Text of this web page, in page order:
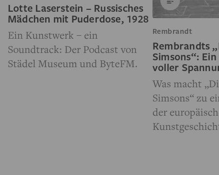
Lotte Laserstein – Russisches
Mädchen mit Puderdose, 1928
Ein Kunstwerk – ein
Soundtrack: Der Podcast von
Städel Museum und ByteFM.
Rembrandt
Rembrandts
Simsons“:
voller
Was macht
Simsons“ zu
der